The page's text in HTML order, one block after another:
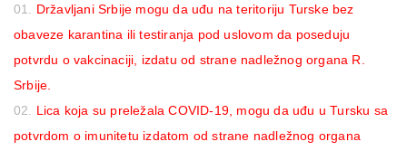
Državljani Srbije mogu da uđu na teritoriju Turske bez
obaveze karantina ili testiranja pod uslovom da poseduju
potvrdu o vakcinaciji, izdatu od strane nadležnog organa R.
Srbije.
Lica koja su preležala COVID-19, mogu da uđu u Tursku sa
potvrdom o imunitetu izdatom od strane nadležnog organa